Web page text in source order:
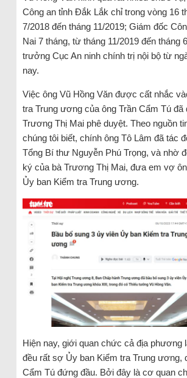
Công an tỉnh Đắk Lắk chỉ trong vòng 16
7/2018 đến tháng 11/2019; Giám đốc
Nai 7 tháng, từ tháng 11/2019 đến tháng
trưởng Cục An ninh chính trị nội bộ từ
nay.
Việc ông Vũ Hồng Văn được cất nhắc
tra Trung ương của ông Trần Cẩm Tú
Trương Thị Mai phê duyệt. Theo nguồn
chúng tôi biết, chính ông Tô Lâm đã tác
Tổng Bí thư Nguyễn Phú Trọng, và nhờ
ký của bà Trương Thị Mai, đưa em vợ
Ủy ban Kiểm tra Trung ương.
Hiện nay, giới quan chức cả địa phương
đều rất sợ Ủy ban Kiểm tra Trung ương,
Cẩm Tú đứng đầu. Bởi đây là cơ quan